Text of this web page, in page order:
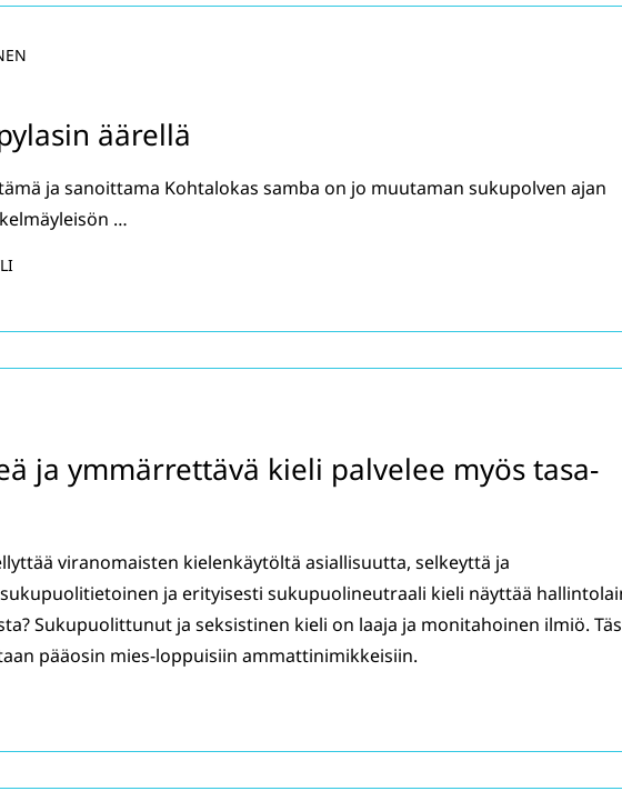
äärellä
ja sanoittama Kohtalokas samba on jo muutaman sukupolven ajan
…
ja ymmärrettävä kieli palvelee myös tasa-
viranomaisten kielenkäytöltä asiallisuutta, selkeyttä ja
ja erityisesti sukupuolineutraali kieli näyttää
Sukupuolittunut ja seksistinen kieli on laaja ja monitahoinen ilmiö.
pääosin mies-loppuisiin ammattinimikkeisiin.